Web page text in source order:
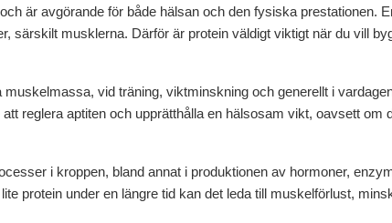
är avgörande för både hälsan och den fysiska prestationen.
särskilt musklerna. Därför är protein väldigt viktigt när du vill
vid träning, viktminskning och generellt i
reglera aptiten och upprätthålla en hälsosam vikt, oavsett om
i kroppen, bland annat i produktionen av hormoner,
protein under en längre tid kan det leda till muskelförlust,